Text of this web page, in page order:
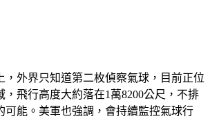
外界只知道第二枚偵察氣球，目前正位
飛行高度大約落在1萬8200公尺，不排